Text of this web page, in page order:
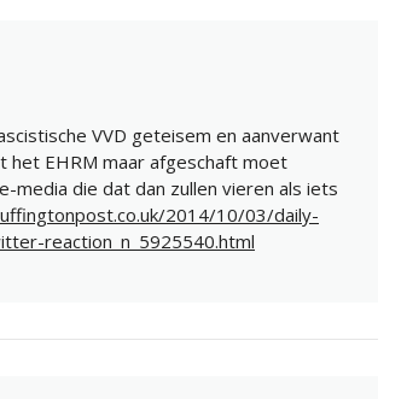
VVD geteisem en aanverwant
het EHRM maar afgeschaft moet
media die dat dan zullen vieren als iets
2014/10/03/daily-
reaction_n_5925540.html